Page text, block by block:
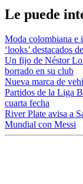
Le puede
Moda colombiana e
‘looks’ destacados
Un fijo de Néstor
borrado en su club
Nueva marca de
Partidos de la Liga
cuarta fecha
River Plate avisa a
Mundial con Messi